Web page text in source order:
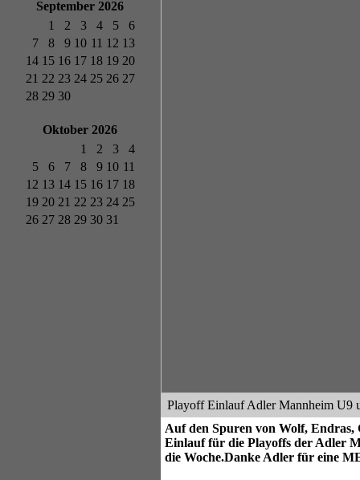
September 2026
1
2 3 4 5
6
7
8 9 10 11 12 13
14 15 16 17 18 19 20
21 22 23 24 25 26 27
28 29 30
Oktober 2026
1
2 3
4
5
6 7 8 9 10 11
12 13 14 15 16 17 18
19 20 21 22 23 24 25
26 27 28 29 30 31
Playoff Einlauf Adler Mannheim U9
Auf den Spuren von Wolf, Endras,
Einlauf für die Playoffs der Adler
die Woche.Danke Adler für eine